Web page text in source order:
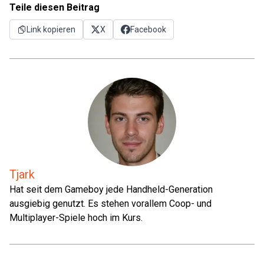
Teile diesen Beitrag
Link kopieren X Facebook
Tjark
Hat seit dem Gameboy jede Handheld-Generation
ausgiebig genutzt. Es stehen vorallem Coop- und
Multiplayer-Spiele hoch im Kurs.